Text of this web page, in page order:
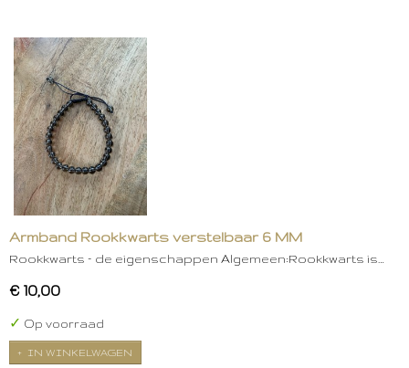
Armband Rookkwarts verstelbaar 6 MM
Rookkwarts – de eigenschappen Algemeen:Rookkwarts is…
€ 10,00
✓ Op voorraad
IN WINKELWAGEN